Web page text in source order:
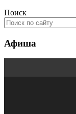
Поиск
Афиша